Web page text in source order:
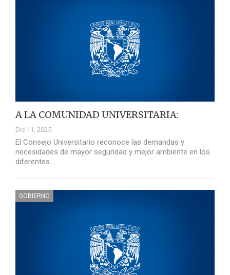
A LA COMUNIDAD UNIVERSITARIA:
Dic 11, 2025
El Consejo Universitario reconoce las demandas y
necesidades de mayor seguridad y mejor ambiente en los
diferentes…
GOBIERNO